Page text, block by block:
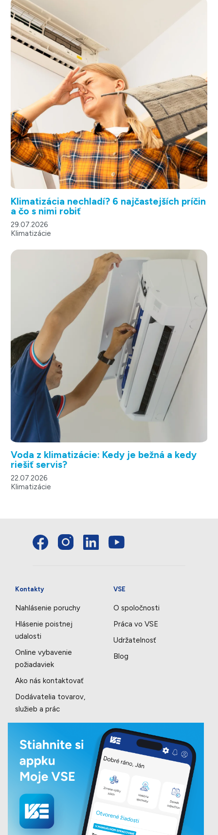
Klimatizácia nechladí? 6 najčastejších príčin
a čo s nimi robiť
29.07.2026
Klimatizácie
Voda z klimatizácie: Kedy je bežná a kedy
riešiť servis?
22.07.2026
Klimatizácie
Kontakty
Nahlásenie poruchy
Hlásenie poistnej
udalosti
Online vybavenie
požiadaviek
Ako nás kontaktovať
Dodávatelia tovarov,
služieb a prác
VSE
O spoločnosti
Práca vo VSE
Udržatelnosť
Blog